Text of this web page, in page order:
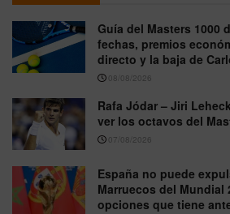
Guía del Masters 1000
fechas, premios
directo y la baja de
08/08/2026
Rafa Jódar – Jiri
ver los octavos del
07/08/2026
España no puede
Marruecos del Mundial
opciones que tiene